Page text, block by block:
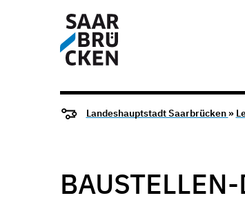
Landeshauptstadt Saarbrücken »